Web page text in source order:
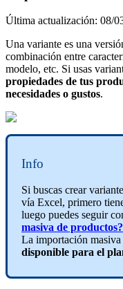
Última actualización: 08/
Una variante es una
combinación entre
modelo, etc. Si usas
propiedades de tus
necesidades o gustos.
Info
Si buscas crear
vía Excel, primero
luego puedes seguir
masiva de productos?
La importación
disponible para el